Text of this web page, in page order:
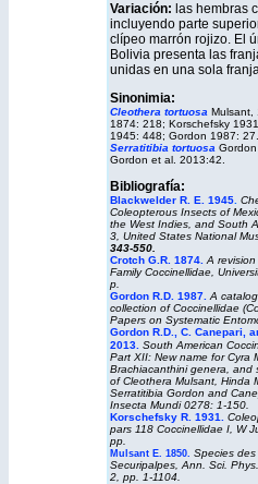
Variación: las hembras
incluyendo parte
clípeo marrón rojizo. El
Bolivia presenta las
unidas en una sola
Sinonimia:
Cleothera tortuosa Mulsant,
1874: 218; Korschefsky
1945: 448; Gordon 1987: 27.
Serratitibia tortuosa
Gordon et al. 2013:42.
Bibliografía:
Blackwelder R. E. 1945
Coleopterous Insects of
the West Indies, and South
3, United States National
343-550.
Crotch G.R. 1874. A
Family Coccinellidae,
p.
Gordon R.D. 1987. A
collection of Coccinellidae
Papers on Systematic
Gordon R.D., C. Canepari,
2013. South American
Part XII: New name for Cyra
Brachiacanthini genera, and
of Cleothera Mulsant, Hinda
Serratitibia Gordon and
Insecta Mundi 0278: 1-150.
Korschefsky R. 1931.
pars 118 Coccinellidae I, W
pp.
Mulsant E. 1850. Species des
Securipalpes, Ann. Sci.
2, pp. 1-1104.